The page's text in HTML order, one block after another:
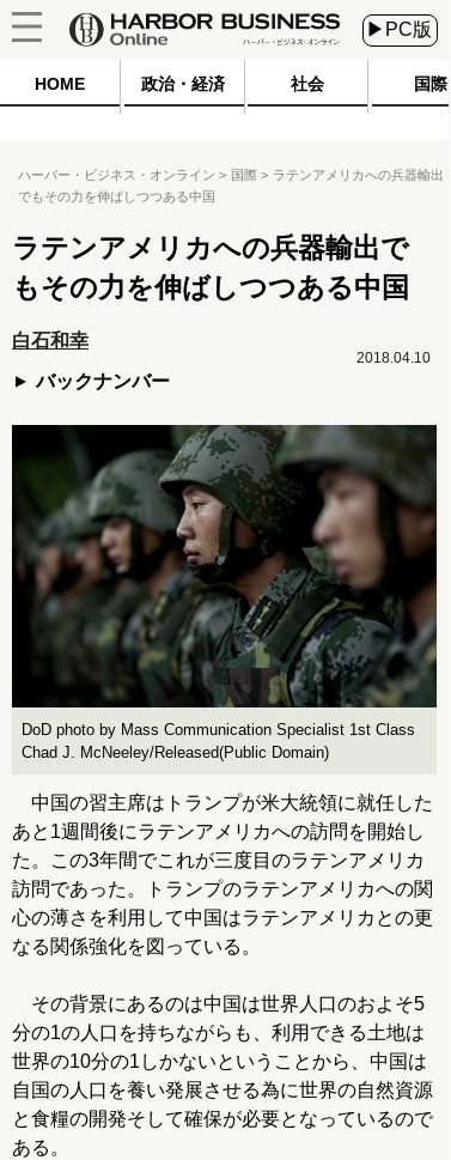
▶PC版
HOME 政治・経済 社会 国際
ハーバー・ビジネス・オンライン 国際
ラテンアメリカへの兵器輸出
でもその力を伸ばしつつある中国
ラテンアメリカへの兵器輸出で
もその力を伸ばしつつある中国
白石和幸
バックナンバー
2018.04.10
DoD photo by Mass Communication Specialist 1st Class
Chad J. McNeeley/Released(Public Domain)
中国の習主席はトランプが米大統領に就任した
あと1週間後にラテンアメリカへの訪問を開始し
た。この3年間でこれが三度目のラテンアメリカ
訪問であった。トランプのラテンアメリカへの関
心の薄さを利用して中国はラテンアメリカとの更
なる関係強化を図っている。
その背景にあるのは中国は世界人口のおよそ5
分の1の人口を持ちながらも、利用できる土地は
世界の10分の1しかないということから、中国は
自国の人口を養い発展させる為に世界の自然資源
と食糧の開発そして確保が必要となっているので
ある。